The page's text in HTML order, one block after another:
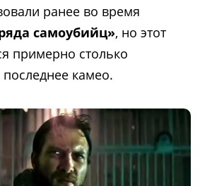
ранее во время
самоубийц», но этот
примерно столько
последнее камео.